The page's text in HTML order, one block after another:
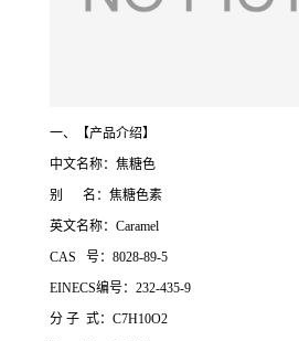
一、【产品介绍】
中文名称：焦糖色
别 名：焦糖色素
英文名称：Caramel
CAS 号：8028-89-5
EINECS编号：232-435-9
分 子 式：C7H10O2